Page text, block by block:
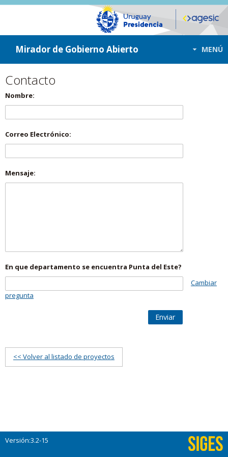
ir a contenido
ir al menú
Mirador de Gobierno Abierto MENÚ
Contacto
Nombre:
Correo Electrónico:
Mensaje:
En que departamento se encuentra Punta del Este?
Cambiar
pregunta
Enviar
<< Volver al listado de proyectos
Versión:3.2-15